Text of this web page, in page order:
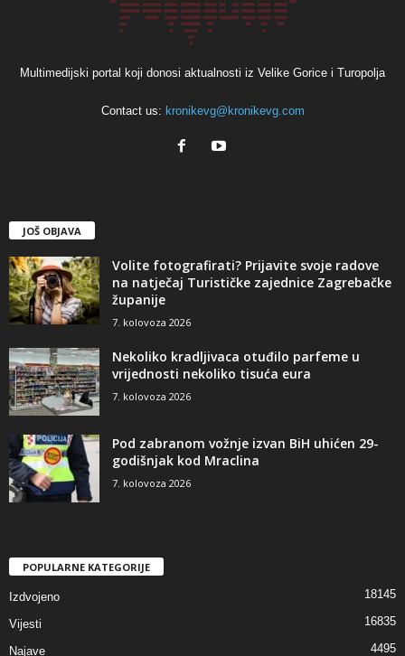
Multimedijski portal koji donosi aktualnosti iz Velike Gorice i Turopolja
Contact us: kronikevg@kronikevg.com
JOŠ OBJAVA
Volite fotografirati? Prijavite svoje radove
na natječaj Turističke zajednice Zagrebačke
županije
7. kolovoza 2026
Nekoliko kradljivaca otuđilo parfeme u
vrijednosti nekoliko tisuća eura
7. kolovoza 2026
Pod zabranom vožnje izvan BiH uhićen 29-
godišnjak kod Mraclina
7. kolovoza 2026
POPULARNE KATEGORIJE
Izdvojeno 18145
Vijesti 16835
Najave 4495